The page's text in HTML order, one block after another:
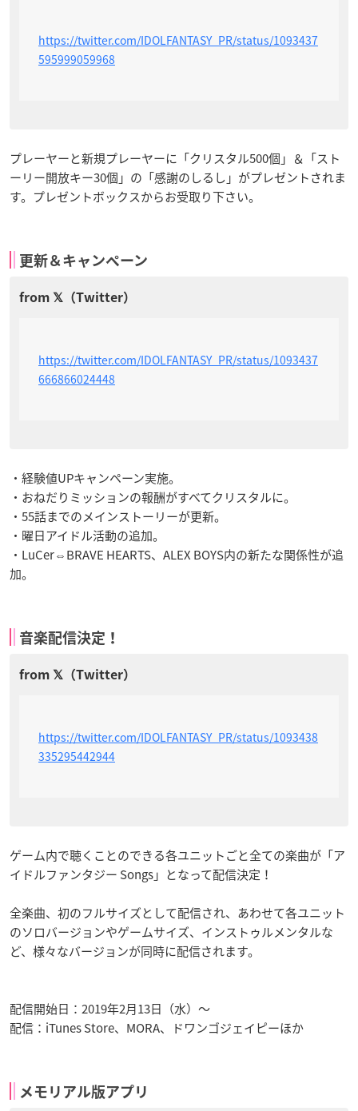
https://twitter.com/IDOLFANTASY_PR/status/1093437
595999059968
プレーヤーと新規プレーヤーに「クリスタル500個」＆「スト
ーリー開放キー30個」の「感謝のしるし」がプレゼントされま
す。プレゼントボックスからお受取り下さい。
更新＆キャンペーン
https://twitter.com/IDOLFANTASY_PR/status/1093437
666866024448
・経験値UPキャンペーン実施。
・おねだりミッションの報酬がすべてクリスタルに。
・55話までのメインストーリーが更新。
・曜日アイドル活動の追加。
・LuCer⇔BRAVE HEARTS、ALEX BOYS内の新たな関係性が追
加。
音楽配信決定！
https://twitter.com/IDOLFANTASY_PR/status/1093438
335295442944
ゲーム内で聴くことのできる各ユニットごと全ての楽曲が「ア
イドルファンタジー Songs」となって配信決定！
全楽曲、初のフルサイズとして配信され、あわせて各ユニット
のソロバージョンやゲームサイズ、インストゥルメンタルな
ど、様々なバージョンが同時に配信されます。
配信開始日：2019年2月13日（水）〜
配信：iTunes Store、MORA、ドワンゴジェイピーほか
メモリアル版アプリ